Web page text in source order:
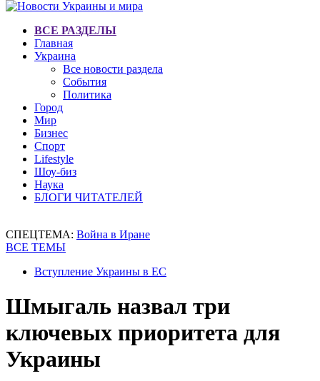
ВСЕ РАЗДЕЛЫ
Главная
Украина
Все новости раздела
События
Политика
Город
Мир
Бизнес
Спорт
Lifestyle
Шоу-биз
Наука
БЛОГИ ЧИТАТЕЛЕЙ
СПЕЦТЕМА: Война в Иране
ВСЕ ТЕМЫ
Вступление Украины в ЕС
Шмыгаль назвал три
ключевых приоритета для
Украины